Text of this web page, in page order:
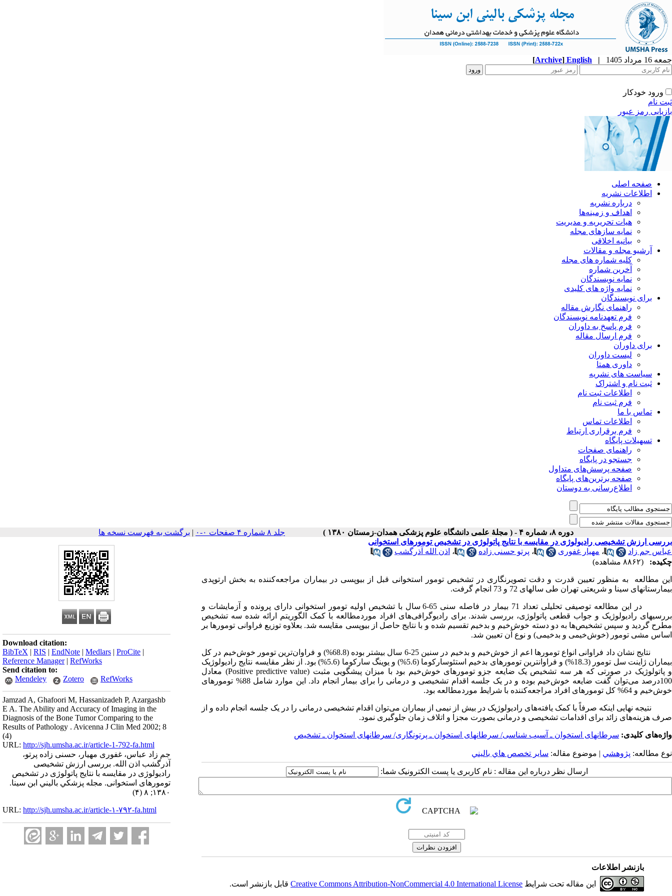
جمعه 16 مرداد 1405 |
English
[Archive]
ورود خودکار
ثبت نام
بازیابی رمز عبور
صفحه اصلی
اطلاعات نشریه
درباره نشریه
اهداف و زمینه‌ها
هیات تحریریه و مدیریت
نمایه سازهای مجله
بیانیه اخلاقی
آرشیو مجله و مقالات
کلیه شماره های مجله
آخرین شماره
نمایه نویسندگان
نمایه واژه های کلیدی
برای نویسندگان
راهنمای نگارش مقاله
فرم تعهدنامه نویسندگان
فرم پاسخ به داوران
فرم ارسال مقاله
برای داوران
لیست داوران
داوری همتا
سیاست های نشریه
ثبت نام و اشتراک
اطلاعات ثبت نام
فرم ثبت نام
تماس با ما
اطلاعات تماس
فرم برقراری ارتباط
تسهیلات پایگاه
راهنمای صفحات
جستجو در پایگاه
صفحه پرسش‌های متداول
صفحه برترین‌های پایگاه
اطلاع‌رسانی به دوستان
دوره ۸، شماره ۴ - ( مجلۀ علمی دانشگاه علوم پزشکی همدان-زمستان ۱۳۸۰ ) جلد ۸ شماره ۴ صفحات ۰-۰ | برگشت به فهرست نسخه ها
Download citation:
BibTeX | RIS | EndNote | Medlars | ProCite |
Reference Manager| RefWorks
Send citation to:
Mendeley
Zotero RefWorks
Jamzad A, Ghafoori M, Hassanizadeh P, Azargashb
E A. The Ability and Accuracy of Imaging in the
Diagnosis of the Bone Tumor Comparing to the
Results of Pathology . Avicenna J Clin Med 2002; 8
(4)
URL: http://sjh.umsha.ac.ir/article-1-792-fa.html
جم زاد عباس، غفوری مهیار، حسنی زاده پرتو،
آذرگشب اذن الله. بررسی ارزش تشخیصی
رادیولوژی در مقایسه با نتایج پاتولوژی در تشخیص
تومورهای استخوانی. مجله پزشكي باليني ابن سينا.
۱۳۸۰; ۸ (۴)
URL: http://sjh.umsha.ac.ir/article-۱-۷۹۲-fa.html
بررسی ارزش تشخیصی رادیولوژی در مقایسه با نتایج پاتولوژی در تشخیص تومورهای استخوانی
عباس جم زاد
، مهیار غفوری ، پرتو حسنی زاده ، اذن الله آذرگشب
چکیده:
(۸۸۶۲ مشاهده)
این مطالعه به منظور تعیین قدرت و دقت تصویرنگاری در تشخیص تومور استخوانی قبل از بیوپسی در بیماران مراجعه‌کننده به بخش ارتوپدی
بیمارستانهای سینا و شریعتی تهران طی سالهای 72 و 73 انجام گرفت.
در این مطالعه توصیفی تحلیلی تعداد 71 بیمار در فاصله سنی 65-6 سال با تشخیص اولیه تومور استخوانی دارای پرونده و آزمایشات و
بررسیهای رادیولوژیک و جواب قطعی پاتولوژی، بررسی شدند. برای رادیوگرافی‌های افراد موردمطالعه با کمک الگوریتم ارائه شده سه تشخیص
مطرح گردید و سپس تشخیص‌ها به دو دسته خوش‌خیم و بدخیم تقسیم شده و با نتایج حاصل از بیوپسی مقایسه شد. بعلاوه توزیع فراوانی تومورها بر
اساس مشی تومور (خوش‌خیمی و بدخیمی) و نوع آن تعیین شد.
نتایج نشان داد فراوانی انواع تومورها اعم از خوش‌خیم و بدخیم در سنین 25-6 سال بیشتر بوده (68.8%) و فراوان‌ترین تومور خوش‌خیم در کل
بیماران ژاینت سل تومور (18.3%) و فراوانترین تومورهای بدخیم استئوسارکوما (5.6%) و یوینگ سارکوما (5.6%) بود. از نظر مقایسه نتایج رادیولوژیک
و پاتولوژیک در صورتی که هر سه تشخیص یک ضایعه جزو تومورهای خوش‌خیم بود با میزان پیشگویی مثبت (Positive predictive value) معادل
100درصد می‌توان گفت ضایعه خوش‌خیم بوده و در یک جلسه اقدام تشخیصی و درمانی را برای بیمار انجام داد. این موارد شامل 88% تومورهای
خوش‌خیم و 64% کل تومورهای افراد مراجعه‌کننده با شرایط موردمطالعه بود.
نتیجه نهایی اینکه صرفاً با کمک یافته‌های رادیولوژیک در بیش از نیمی از بیماران می‌توان اقدام تشخیصی درمانی را در یک جلسه انجام داده و از
صرف هزینه‌های زائد برای اقدامات تشخیصی و درمانی بصورت مجزا و اتلاف زمان جلوگیری نمود.
واژه‌های کلیدی: سرطانهای استخوان ـ آسیب شناسی/ سرطانهای استخوان ـ پرتونگاری/ سرطانهای استخوان ـ تشخیص
نوع مطالعه: پژوهشي | موضوع مقاله: سایر تخصص هاي باليني
ارسال نظر درباره این مقاله : نام کاربری یا پست الکترونیک شما:
بازنشر اطلاعات
این مقاله تحت شرایط Creative Commons Attribution-NonCommercial 4.0 International Licenseقابل بازنشر است.